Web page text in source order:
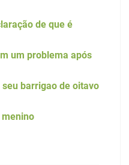
de que é
um problema após
barrigao de oitavo